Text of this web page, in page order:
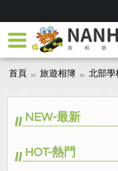
首頁 旅遊相簿 北部學
NEW-最新
HOT-熱門